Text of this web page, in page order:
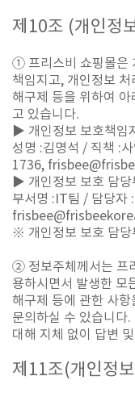
제 10조 (개인정
① 프리스비 쇼핑몰은
책임지고, 개인정보
해구제 등을 위하여
고 있습니다.
▶ 개인정보 보호책임
성명 :김명석 / 직책 :
1736,
▶ 개인정보 보호 담당
부서명 :IT팀 / 담당자
※ 개인정보 보호 담당
② 정보주체께서는 프
용하시면서 발생한 모
해구제 등에 관한 사
문의하실 수 있습니다
대해 지체 없이 답변
제 11조(개인정